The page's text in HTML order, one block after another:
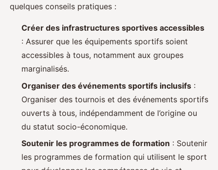
quelques conseils pratiques :
Créer des infrastructures sportives accessibles
: Assurer que les équipements sportifs soient
accessibles à tous, notamment aux groupes
marginalisés.
Organiser des événements sportifs inclusifs :
Organiser des tournois et des événements sportifs
ouverts à tous, indépendamment de l’origine ou
du statut socio-économique.
Soutenir les programmes de formation : Soutenir
les programmes de formation qui utilisent le sport